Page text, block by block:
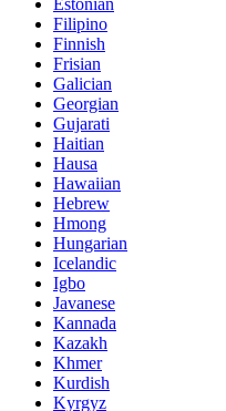
Estonian
Filipino
Finnish
Frisian
Galician
Georgian
Gujarati
Haitian
Hausa
Hawaiian
Hebrew
Hmong
Hungarian
Icelandic
Igbo
Javanese
Kannada
Kazakh
Khmer
Kurdish
Kyrgyz